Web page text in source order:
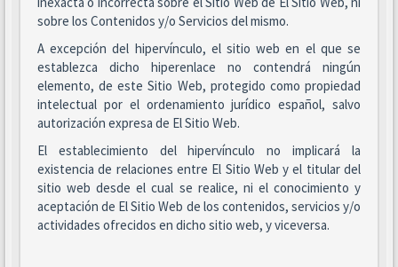
sobre los Contenidos y/o Servicios del mismo.
A excepción del hipervínculo, el sitio web en el que se
establezca dicho hiperenlace no contendrá ningún
elemento, de este Sitio Web, protegido como propiedad
intelectual por el ordenamiento jurídico español, salvo
autorización expresa de El Sitio Web.
El establecimiento del hipervínculo no implicará la
existencia de relaciones entre El Sitio Web y el titular del
sitio web desde el cual se realice, ni el conocimiento y
aceptación de El Sitio Web de los contenidos, servicios y/o
actividades ofrecidos en dicho sitio web, y viceversa.